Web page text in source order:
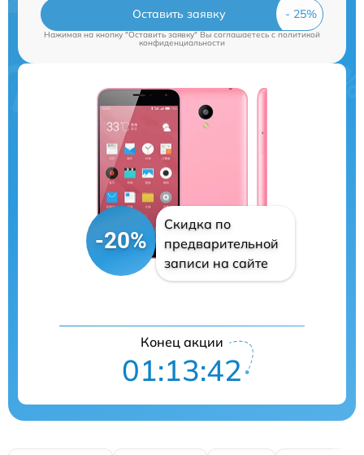
Оставить заявку
Нажимая на кнопку "Оставить заявку" Вы соглашаетесь cполитикой
конфиденциальности
-20%
Скидка по
предварительной
записи на сайте
Конец акции
01:13:41